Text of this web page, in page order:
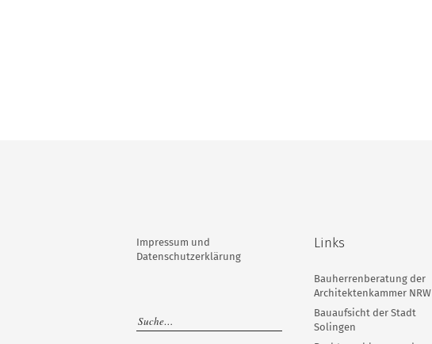
Impressum und
Datenschutzerklärung
Links
Bauherrenberatung der
Architektenkammer NRW
Bauaufsicht der Stadt
Solingen